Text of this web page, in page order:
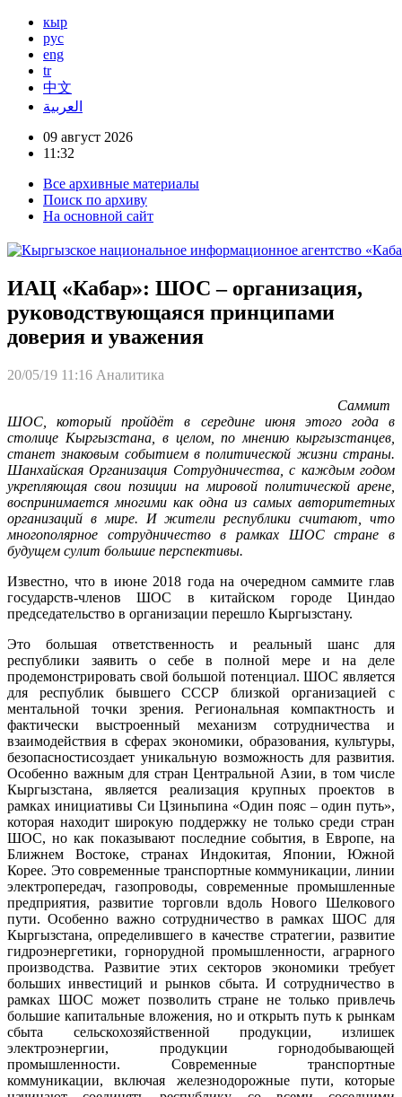
кыр
рус
eng
tr
中文
العربية
09 август 2026
11:32
Все архивные материалы
Поиск по архиву
На основной сайт
ИАЦ «Кабар»: ШОС – организация,
руководствующаяся принципами
доверия и уважения
20/05/19 11:16 Аналитика
Саммит
ШОС, который пройдёт в середине июня этого года в
столице Кыргызстана, в целом, по мнению кыргызстанцев,
станет знаковым событием в политической жизни страны.
Шанхайская Организация Сотрудничества, с каждым годом
укрепляющая свои позиции на мировой политической арене,
воспринимается многими как одна из самых авторитетных
организаций в мире. И жители республики считают, что
многополярное сотрудничество в рамках ШОС стране в
будущем сулит большие перспективы.
Известно, что в июне 2018 года на очередном саммите глав
государств-членов ШОС в китайском городе Циндао
председательство в организации перешло Кыргызстану.
Это большая ответственность и реальный шанс для
республики заявить о себе в полной мере и на деле
продемонстрировать свой большой потенциал. ШОС является
для республик бывшего СССР близкой организацией с
ментальной точки зрения. Региональная компактность и
фактически выстроенный механизм сотрудничества и
взаимодействия в сферах экономики, образования, культуры,
безопасностисоздает уникальную возможность для развития.
Особенно важным для стран Центральной Азии, в том числе
Кыргызстана, является реализация крупных проектов в
рамках инициативы Си Цзиньпина «Один пояс – один путь»,
которая находит широкую поддержку не только среди стран
ШОС, но как показывают последние события, в Европе, на
Ближнем Востоке, странах Индокитая, Японии, Южной
Корее. Это современные транспортные коммуникации, линии
электропередач, газопроводы, современные промышленные
предприятия, развитие торговли вдоль Нового Шелкового
пути. Особенно важно сотрудничество в рамках ШОС для
Кыргызстана, определившего в качестве стратегии, развитие
гидроэнергетики, горнорудной промышленности, аграрного
производства. Развитие этих секторов экономики требует
больших инвестиций и рынков сбыта. И сотрудничество в
рамках ШОС может позволить стране не только привлечь
большие капитальные вложения, но и открыть путь к рынкам
сбыта сельскохозяйственной продукции, излишек
электроэнергии, продукции горнодобывающей
промышленности. Современные транспортные
коммуникации, включая железнодорожные пути, которые